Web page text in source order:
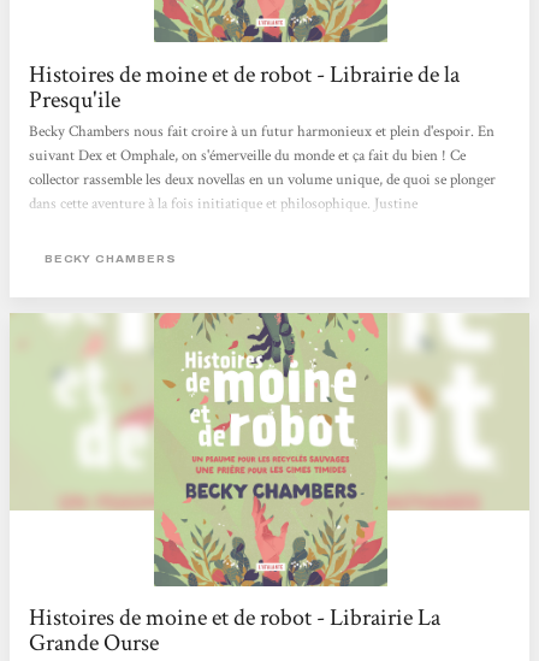
Histoires de moine et de robot - Librairie de la
Presqu'ile
Becky Chambers nous fait croire à un futur harmonieux et plein d'espoir. En
suivant Dex et Omphale, on s'émerveille du monde et ça fait du bien ! Ce
collector rassemble les deux novellas en un volume unique, de quoi se plonger
dans cette aventure à la fois initiatique et philosophique. Justine
BECKY CHAMBERS
Histoires de moine et de robot - Librairie La
Grande Ourse